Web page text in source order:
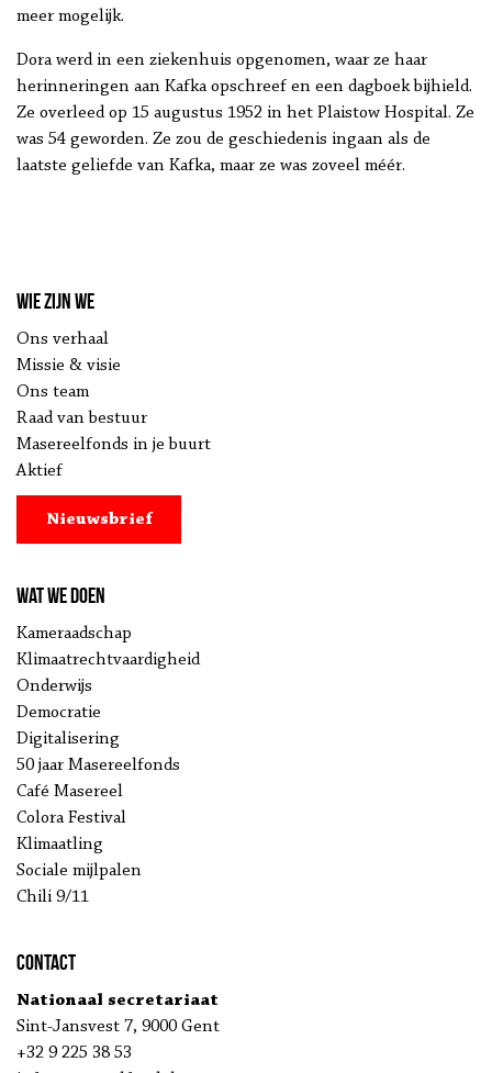
meer mogelijk.
Dora werd in een ziekenhuis opgenomen, waar ze haar
herinneringen aan Kafka opschreef en een dagboek bijhield.
Ze overleed op 15 augustus 1952 in het Plaistow Hospital. Ze
was 54 geworden. Ze zou de geschiedenis ingaan als de
laatste geliefde van Kafka, maar ze was zoveel méér.
Wie zijn we
Ons verhaal
Missie & visie
Ons team
Raad van bestuur
Masereelfonds in je buurt
Aktief
Nieuwsbrief
Wat we doen
Kameraadschap
Klimaatrechtvaardigheid
Onderwijs
Democratie
Digitalisering
50 jaar Masereelfonds
Café Masereel
Colora Festival
Klimaatling
Sociale mijlpalen
Chili 9/11
Contact
Nationaal secretariaat
Sint-Jansvest 7, 9000 Gent
+32 9 225 38 53